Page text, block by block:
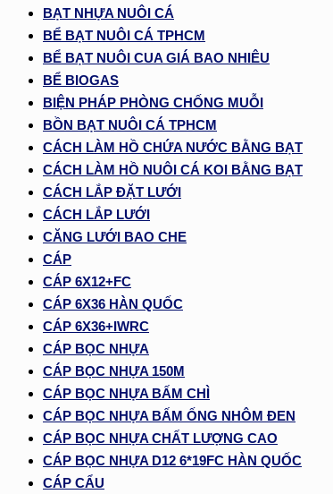
BẠT NHỰA NUÔI CÁ
BỂ BẠT NUÔI CÁ TPHCM
BỂ BẠT NUÔI CUA GIÁ BAO NHIÊU
BỂ BIOGAS
BIỆN PHÁP PHÒNG CHỐNG MUỖI
BỒN BẠT NUÔI CÁ TPHCM
CÁCH LÀM HỒ CHỨA NƯỚC BẰNG BẠT
CÁCH LÀM HỒ NUÔI CÁ KOI BẰNG BẠT
CÁCH LẮP ĐẶT LƯỚI
CÁCH LẮP LƯỚI
CĂNG LƯỚI BAO CHE
CÁP
CÁP 6X12+FC
CÁP 6X36 HÀN QUỐC
CÁP 6X36+IWRC
CÁP BỌC NHỰA
CÁP BỌC NHỰA 150M
CÁP BỌC NHỰA BẤM CHÌ
CÁP BỌC NHỰA BẤM ỐNG NHÔM ĐEN
CÁP BỌC NHỰA CHẤT LƯỢNG CAO
CÁP BỌC NHỰA D12 6*19FC HÀN QUỐC
CÁP CẨU